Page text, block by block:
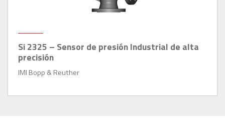
Si 2325 – Sensor de presión Industrial de alta
precisión
IMI Bopp & Reuther